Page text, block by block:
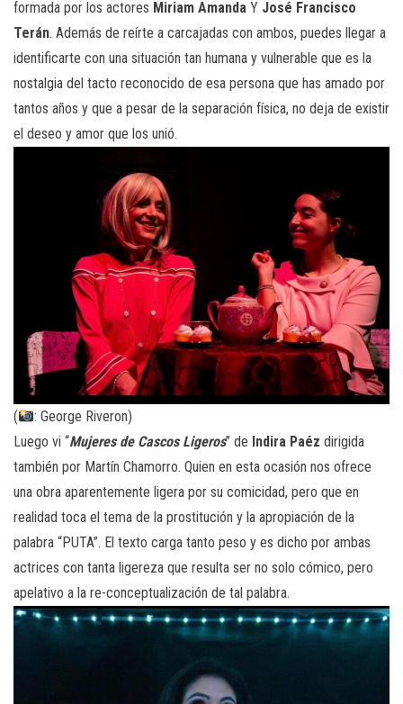
formada por los actores Miriam Amanda Y José Francisco
Terán. Además de reírte a carcajadas con ambos, puedes llegar a
identificarte con una situación tan humana y vulnerable que es la
nostalgia del tacto reconocido de esa persona que has amado por
tantos años y que a pesar de la separación física, no deja de existir
el deseo y amor que los unió.
(
: George Riveron)
Luego vi “Mujeres de Cascos Ligeros” de Indira Paéz dirigida
también por Martín Chamorro. Quien en esta ocasión nos ofrece
una obra aparentemente ligera por su comicidad, pero que en
realidad toca el tema de la prostitución y la apropiación de la
palabra “PUTA”. El texto carga tanto peso y es dicho por ambas
actrices con tanta ligereza que resulta ser no solo cómico, pero
apelativo a la re-conceptualización de tal palabra.